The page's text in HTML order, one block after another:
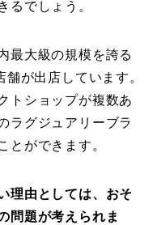
るでしょう。
最大級の規模を誇る
が出店しています。
トショップが複数あ
ラグジュアリーブラ
とができます。
理由としては、おそ
問題が考えられま